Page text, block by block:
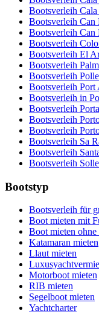
Bootsverleih Cala
Bootsverleih Can
Bootsverleih Can
Bootsverleih
Bootsverleih El
Bootsverleih
Bootsverleih
Bootsverleih Port
Bootsverleih in
Bootsverleih
Bootsverleih
Bootsverleih
Bootsverleih Sa
Bootsverleih
Bootsverleih
Bootstyp
Bootsverleih für
Boot mieten mit
Boot mieten ohne
Katamaran mieten
Llaut mieten
Motorboot mieten
RIB mieten
Segelboot mieten
Yachtcharter